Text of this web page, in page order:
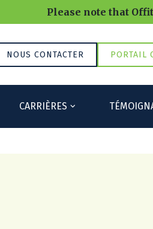
Please note that Offit &
NOUS CONTACTER PORTAIL
CARRIÈRES